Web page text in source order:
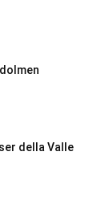
della Valle